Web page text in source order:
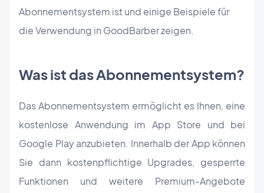
Abonnementsystem istund einige Beispiele für
die Verwendung in GoodBarber zeigen.
Was ist das Abonnementsystem?
Das Abonnementsystem ermöglicht es Ihnen, eine
kostenlose Anwendung im App Store und bei
Google Play anzubieten. Innerhalb der App können
Sie dann kostenpflichtige Upgrades, gesperrte
Funktionen und weitere Premium-Angebote